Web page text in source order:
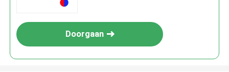
Doorgaan